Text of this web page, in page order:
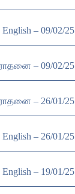
English – 09/02/25
– 09/02/25
– 26/01/25
English – 26/01/25
English – 19/01/25